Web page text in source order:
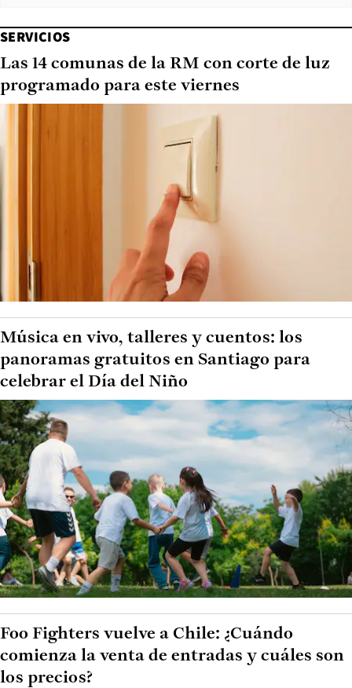
SERVICIOS
Las 14 comunas de la RM con corte de luz
programado para este viernes
Música en vivo, talleres y cuentos: los
panoramas gratuitos en Santiago para
celebrar el Día del Niño
Foo Fighters vuelve a Chile: ¿Cuándo
comienza la venta de entradas y cuáles son
los precios?